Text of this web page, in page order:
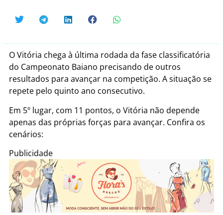
O Vitória chega à última rodada da fase classificatória
do Campeonato Baiano precisando de outros
resultados para avançar na competição. A situação se
repete pelo quinto ano consecutivo.
Em 5º lugar, com 11 pontos, o Vitória não depende
apenas das próprias forças para avançar. Confira os
cenários:
Publicidade